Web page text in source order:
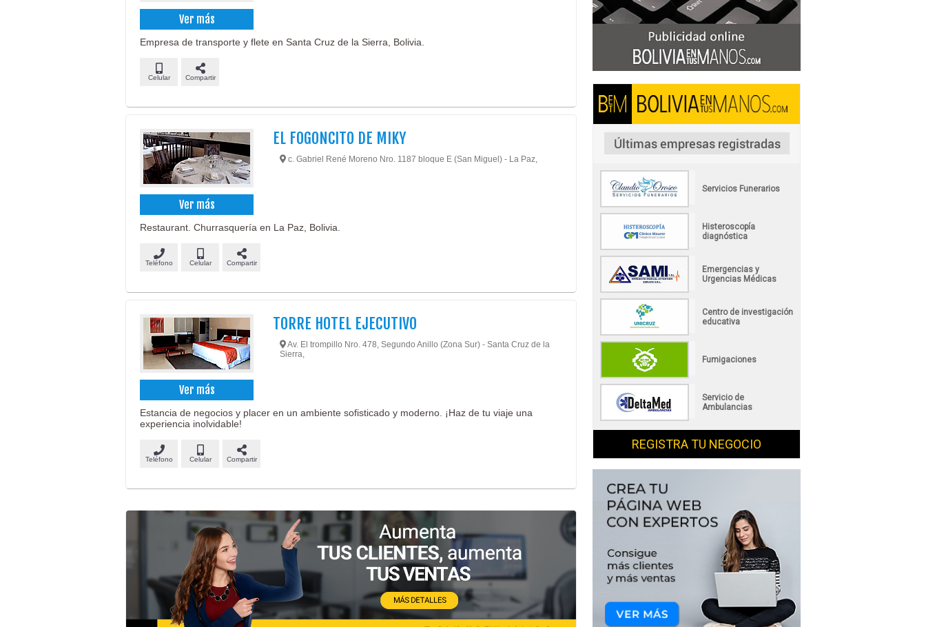
Ver más
Empresa de transporte y flete en Santa Cruz de la Sierra, Bolivia.
Celular Compartir
Ver más
EL FOGONCITO DE MIKY
c. Gabriel René Moreno Nro. 1187 bloque E (San Miguel) - La Paz,
Restaurant. Churrasquería en La Paz, Bolivia.
Teléfono Celular Compartir
Ver más
TORRE HOTEL EJECUTIVO
Av. El trompillo Nro. 478, Segundo Anillo (Zona Sur) - Santa Cruz de la
Sierra,
Estancia de negocios y placer en un ambiente sofisticado y moderno. ¡Haz de tu viaje una
experiencia inolvidable!
Teléfono Celular Compartir
Servicios Funerarios
Histeroscopía
diagnóstica
Emergencias y
Urgencias Médicas
Centro de investigación
educativa
Fumigaciones
Servicio de
Ambulancias
REGISTRA TU NEGOCIO